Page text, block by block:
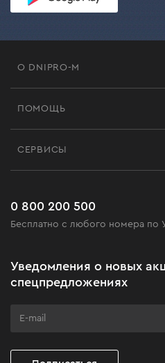
О DNIPRO-M
Черная пятница
Клуб мастерства
ПОМОЩЬ
Часто задаваемые вопросы
СЕРВИСЫ
0 800 200 500
Бесплатно с любого номера по
Уведомления о новых
спецпредложениях